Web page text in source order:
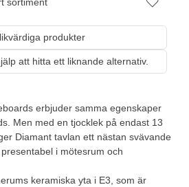
erbjuder samma egenskaper
Men med en tjocklek på endast 13
Diamant tavlan ett nästan svävande
i mötesrum och
keramiska yta i E3, som är
produkter
att hitta ett liknande alternativ.